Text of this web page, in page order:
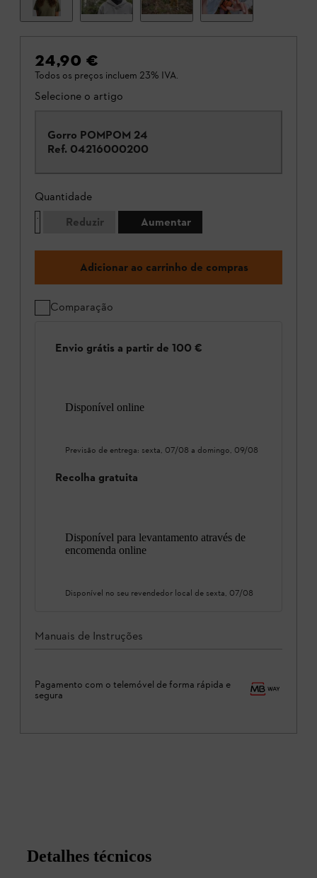
24,90 €
Todos os preços incluem 23% IVA.
Selecione o artigo
Gorro POMPOM 24
Ref. 04216000200
Quantidade
Reduzir
Aumentar
Adicionar ao carrinho de compras
Comparação
Envio grátis a partir de 100 €
Disponível online
Previsão de entrega: sexta, 07/08 a domingo, 09/08
Recolha gratuita
Disponível para levantamento através de
encomenda online
Disponível no seu revendedor local de sexta, 07/08
Manuais de Instruções
Pagamento com o telemóvel de forma rápida e
segura
Detalhes técnicos